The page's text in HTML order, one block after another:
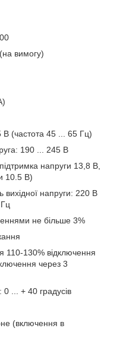
вимогу)
(частота 45 ... 65 Гц)
190 ... 245 В
напруги 13,8 В,
10.5 В)
вихідної напруги: 220 В
не більше 3%
110-130% відключення
через 3
... + 40 градусів
(включення в